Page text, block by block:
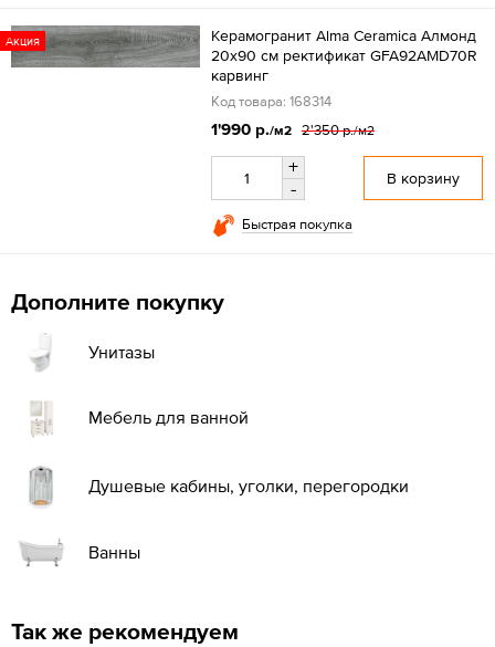
Акция
Керамогранит Alma Ceramica Алмонд
20x90 см ректификат GFA92AMD70R
карвинг
Код товара: 168314
1'990 р./м2 2'350 р./м2
+
-
В корзину
Быстрая покупка
Дополните покупку
Унитазы
Мебель для ванной
Душевые кабины, уголки, перегородки
Ванны
Так же рекомендуем